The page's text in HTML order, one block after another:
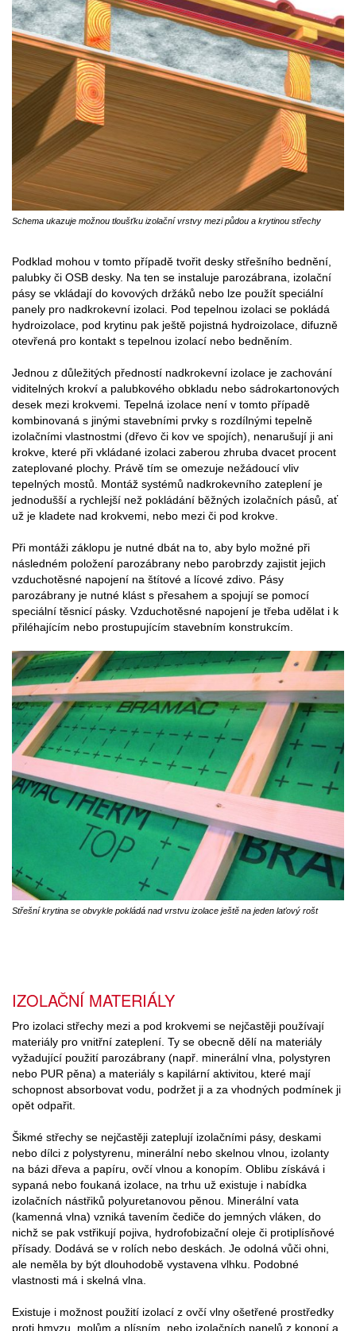
Schema ukazuje možnou tloušťku izolační vrstvy mezi půdou a krytinou střechy
Podklad mohou v tomto případě tvořit desky střešního bednění,
palubky či OSB desky. Na ten se instaluje parozábrana, izolační
pásy se vkládají do kovových držáků nebo lze použít speciální
panely pro nadkrokevní izolaci. Pod tepelnou izolaci se pokládá
hydroizolace, pod krytinu pak ještě pojistná hydroizolace, difuzně
otevřená pro kontakt s tepelnou izolací nebo bedněním.
Jednou z důležitých předností nadkrokevní izolace je zachování
viditelných krokví a palubkového obkladu nebo sádrokartonových
desek mezi krokvemi. Tepelná izolace není v tomto případě
kombinovaná s jinými stavebními prvky s rozdílnými tepelně
izolačními vlastnostmi (dřevo či kov ve spojích), nenarušují ji ani
krokve, které při vkládané izolaci zaberou zhruba dvacet procent
zateplované plochy. Právě tím se omezuje nežádoucí vliv
tepelných mostů. Montáž systémů nadkrokevního zateplení je
jednodušší a rychlejší než pokládání běžných izolačních pásů, ať
už je kladete nad krokvemi, nebo mezi či pod krokve.
Při montáži záklopu je nutné dbát na to, aby bylo možné při
následném položení parozábrany nebo parobrzdy zajistit jejich
vzduchotěsné napojení na štítové a lícové zdivo. Pásy
parozábrany je nutné klást s přesahem a spojují se pomocí
speciální těsnicí pásky. Vzduchotěsné napojení je třeba udělat i k
přiléhajícím nebo prostupujícím stavebním konstrukcím.
Střešní krytina se obvykle pokládá nad vrstvu izolace ještě na jeden laťový rošt
IZOLAČNÍ MATERIÁLY
Pro izolaci střechy mezi a pod krokvemi se nejčastěji používají
materiály pro vnitřní zateplení. Ty se obecně dělí na materiály
vyžadující použití parozábrany (např. minerální vlna, polystyren
nebo PUR pěna) a materiály s kapilární aktivitou, které mají
schopnost absorbovat vodu, podržet ji a za vhodných podmínek ji
opět odpařit.
Šikmé střechy se nejčastěji zateplují izolačními pásy, deskami
nebo dílci z polystyrenu, minerální nebo skelnou vlnou, izolanty
na bázi dřeva a papíru, ovčí vlnou a konopím. Oblibu získává i
sypaná nebo foukaná izolace, na trhu už existuje i nabídka
izolačních nástřiků polyuretanovou pěnou. Minerální vata
(kamenná vlna) vzniká tavením čediče do jemných vláken, do
nichž se pak vstřikují pojiva, hydrofobizační oleje či protiplísňové
přísady. Dodává se v rolích nebo deskách. Je odolná vůči ohni,
ale neměla by být dlouhodobě vystavena vlhku. Podobné
vlastnosti má i skelná vlna.
Existuje i možnost použití izolací z ovčí vlny ošetřené prostředky
proti hmyzu, molům a plísním, nebo izolačních panelů z konopí a